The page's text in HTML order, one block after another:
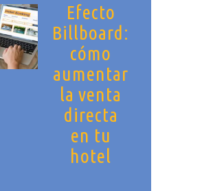
Efecto
Billboard:
cómo
aumentar
la venta
directa
en tu
hotel